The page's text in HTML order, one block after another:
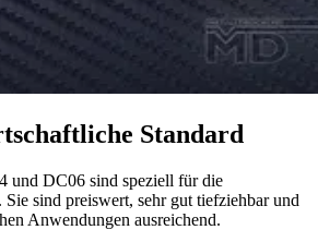
Standard
und DC06 sind speziell für die
sind preiswert, sehr gut tiefziehbar und
Anwendungen ausreichend.